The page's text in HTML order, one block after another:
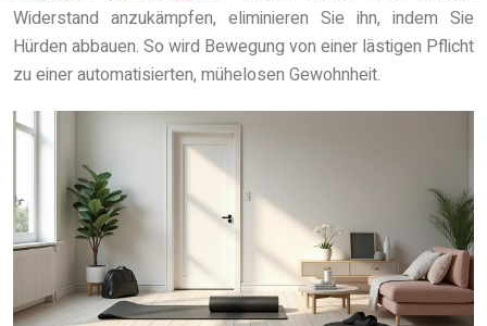
Widerstand anzukämpfen, eliminieren Sie ihn, indem Sie
Hürden abbauen. So wird Bewegung von einer lästigen Pflicht
zu einer automatisierten, mühelosen Gewohnheit.